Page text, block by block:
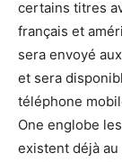
certains titres
français et
sera envoyé
et sera
téléphone
One englobe
existent déjà